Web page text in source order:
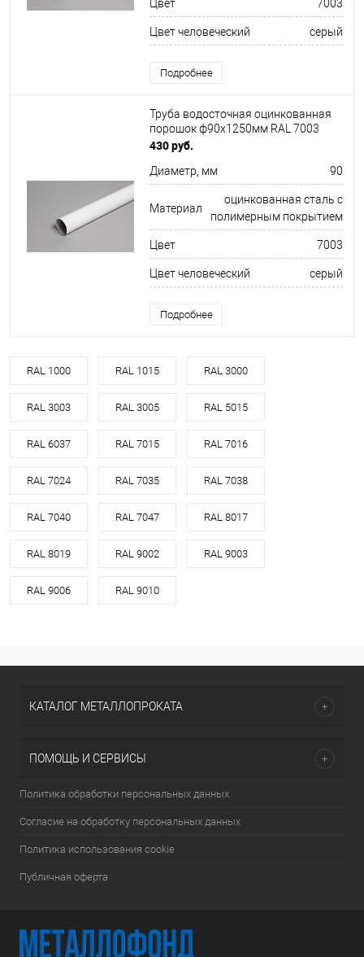
Цвет 7003
Цвет человеческий серый
Подробнее
Труба водосточная оцинкованная
порошок ф90х1250мм RAL 7003
430 руб.
Диаметр, мм 90
Материал
оцинкованная сталь с
полимерным покрытием
Цвет 7003
Цвет человеческий серый
Подробнее
RAL 1000 RAL 1015 RAL 3000
RAL 3003 RAL 3005 RAL 5015
RAL 6037 RAL 7015 RAL 7016
RAL 7024 RAL 7035 RAL 7038
RAL 7040 RAL 7047 RAL 8017
RAL 8019 RAL 9002 RAL 9003
RAL 9006 RAL 9010
КАТАЛОГ МЕТАЛЛОПРОКАТА
ПОМОЩЬ И СЕРВИСЫ
Политика обработки персональных данных
Согласие на обработку персональных данных
Политика использования cookie
Публичная оферта